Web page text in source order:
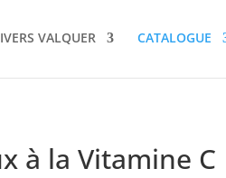
VALQUER CATALOGUE
à la Vitamine C